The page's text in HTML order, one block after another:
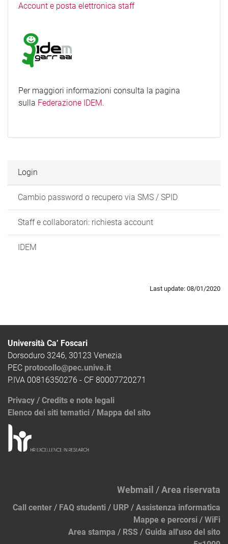
Account e posta elettronica staff
Per maggiori informazioni consulta la pagina
sulla Federazione IDEM.
Login
Cambio password o recupero via SMS / SPID
Staff e collaboratori: richiesta account
IDEM
Last update: 08/01/2020
Università Ca’ Foscari
Dorsoduro 3246, 30123 Venezia
PEC protocollo@pec.unive.it
P.IVA 00816350276 - CF 80007720271
Privacy / Credits e note legali
Elenco dei siti tematici / Mappa del sito
Webmail /Area riservata
Call center / FAQ studenti / URP / Assistenza informatica
Mappe e percorsi / WiFi
Area stampa / RSS / Guida all'uso del sito